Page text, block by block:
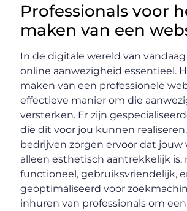
Professionals voor
maken van een
In de digitale wereld van
online aanwezigheid essentieel.
maken van een professionele
effectieve manier om die
versterken. Er zijn
die dit voor jou kunnen
bedrijven zorgen ervoor dat jouw
alleen esthetisch aantrekkelijk is,
functioneel, gebruiksvriendelijk,
geoptimaliseerd voor
inhuren van professionals om een